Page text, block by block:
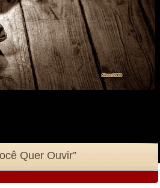
Quer Ouvir”